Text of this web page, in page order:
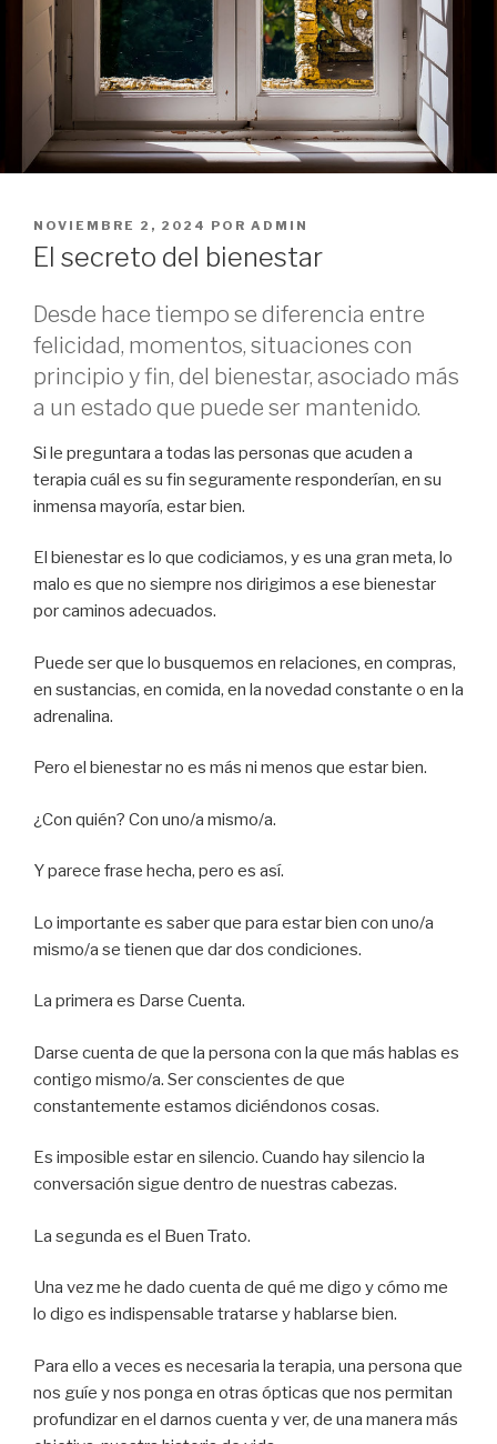
PUBLICADO
EL
NOVIEMBRE 2, 2024 POR ADMIN
El secreto del bienestar
Desde hace tiempo se diferencia entre
felicidad, momentos, situaciones con
principio y fin, del bienestar, asociado más
a un estado que puede ser mantenido.
Si le preguntara a todas las personas que acuden a
terapia cuál es su fin seguramente responderían, en su
inmensa mayoría, estar bien.
El bienestar es lo que codiciamos, y es una gran meta, lo
malo es que no siempre nos dirigimos a ese bienestar
por caminos adecuados.
Puede ser que lo busquemos en relaciones, en compras,
en sustancias, en comida, en la novedad constante o en la
adrenalina.
Pero el bienestar no es más ni menos que estar bien.
¿Con quién? Con uno/a mismo/a.
Y parece frase hecha, pero es así.
Lo importante es saber que para estar bien con uno/a
mismo/a se tienen que dar dos condiciones.
La primera es Darse Cuenta.
Darse cuenta de que la persona con la que más hablas es
contigo mismo/a. Ser conscientes de que
constantemente estamos diciéndonos cosas.
Es imposible estar en silencio. Cuando hay silencio la
conversación sigue dentro de nuestras cabezas.
La segunda es el Buen Trato.
Una vez me he dado cuenta de qué me digo y cómo me
lo digo es indispensable tratarse y hablarse bien.
Para ello a veces es necesaria la terapia, una persona que
nos guíe y nos ponga en otras ópticas que nos permitan
profundizar en el darnos cuenta y ver, de una manera más